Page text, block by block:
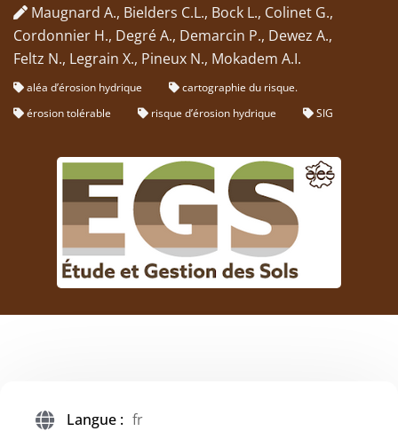
Maugnard A., Bielders C.L., Bock L., Colinet G.,
Cordonnier H., Degré A., Demarcin P., Dewez A.,
Feltz N., Legrain X., Pineux N., Mokadem A.I.
aléa d’érosion hydrique
cartographie du risque.
érosion tolérable
risque d’érosion hydrique SIG
Langue : fr